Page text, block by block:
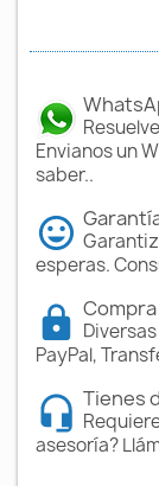
Envianos un
saber..
esperas.
PayPal,
Tienes
asesoría?